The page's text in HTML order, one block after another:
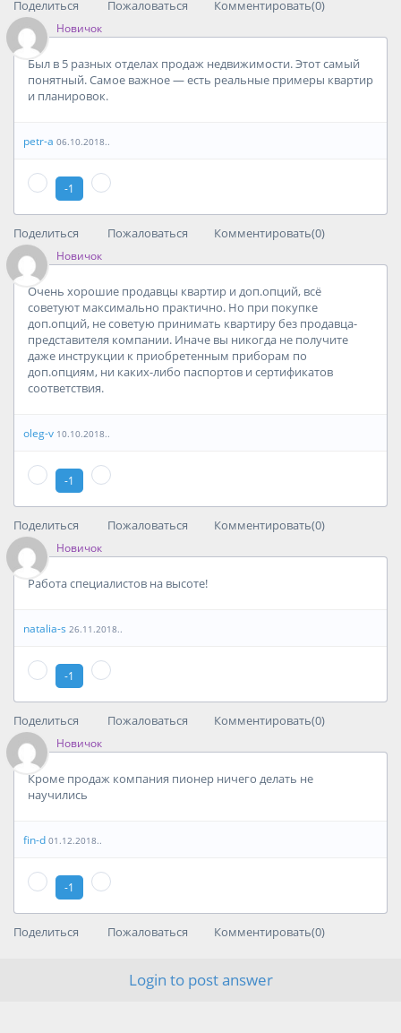
Поделиться Пожаловаться Комментировать(0)
Новичок
Был в 5 разных отделах продаж недвижимости. Этот самый
понятный. Самое важное — есть реальные примеры квартир
и планировок.
petr-a 06.10.2018..
-1
Поделиться Пожаловаться Комментировать(0)
Новичок
Очень хорошие продавцы квартир и доп.опций, всё
советуют максимально практично. Но при покупке
доп.опций, не советую принимать квартиру без продавца-
представителя компании. Иначе вы никогда не получите
даже инструкции к приобретенным приборам по
доп.опциям, ни каких-либо паспортов и сертификатов
соответствия.
oleg-v 10.10.2018..
-1
Поделиться Пожаловаться Комментировать(0)
Новичок
Работа специалистов на высоте!
natalia-s 26.11.2018..
-1
Поделиться Пожаловаться Комментировать(0)
Новичок
Кроме продаж компания пионер ничего делать не
научились
fin-d 01.12.2018..
-1
Поделиться Пожаловаться Комментировать(0)
Login to post answer